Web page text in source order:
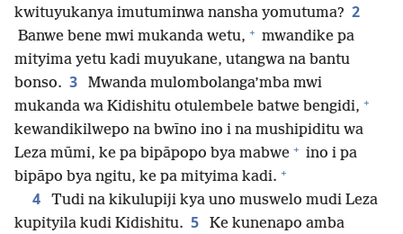
kwituyukanya imutuminwa nansha yomutuma? 2
Banwe bene mwi mukanda wetu, + mwandike pa
mityima yetu kadi muyukane, utangwa na bantu
bonso. 3
Mwanda mulombolanga’mba mwi
mukanda wa Kidishitu otulembele batwe bengidi, +
kewandikilwepo na bwīno ino i na mushipiditu wa
Leza mūmi, ke pa bipāpopo bya mabwe + ino i pa
bipāpo bya ngitu, ke pa mityima kadi. +
4
Tudi na kikulupiji kya uno muswelo mudi Leza
kupityila kudi Kidishitu. 5
Ke kunenapo amba